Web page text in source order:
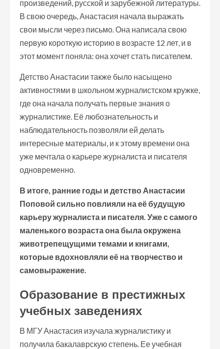
произведений, русской и зарубежной литературы.
В свою очередь, Анастасия начала выражать
свои мысли через письмо. Она написала свою
первую короткую историю в возрасте 12 лет, и в
этот момент поняла: она хочет стать писателем.
Детство Анастасии также было насыщено
активностями в школьном журналистском кружке,
где она начала получать первые знания о
журналистике. Её любознательность и
наблюдательность позволяли ей делать
интересные материалы, и к этому времени она
уже мечтала о карьере журналиста и писателя
одновременно.
В итоге, ранние годы и детство Анастасии
Поповой сильно повлияли на её будущую
карьеру журналиста и писателя. Уже с самого
маленького возраста она была окружена
животрепещущими темами и книгами,
которые вдохновляли её на творчество и
самовыражение.
Образование в престижных
учебных заведениях
В МГУ Анастасия изучала журналистику и
получила бакалаврскую степень. Ее учебная